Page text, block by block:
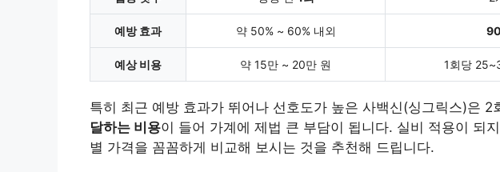
예방 효과 약 50% ~ 60% 내외
예상 비용 약 15만 ~ 20만 원 1회당
특히 최근 예방 효과가 뛰어나 선호도가 높은 사백신(싱그릭스)은 2
달하는 비용이 들어 가계에 제법 큰 부담이 됩니다. 실비 적용이 되
별 가격을 꼼꼼하게 비교해 보시는 것을 추천해 드립니다.